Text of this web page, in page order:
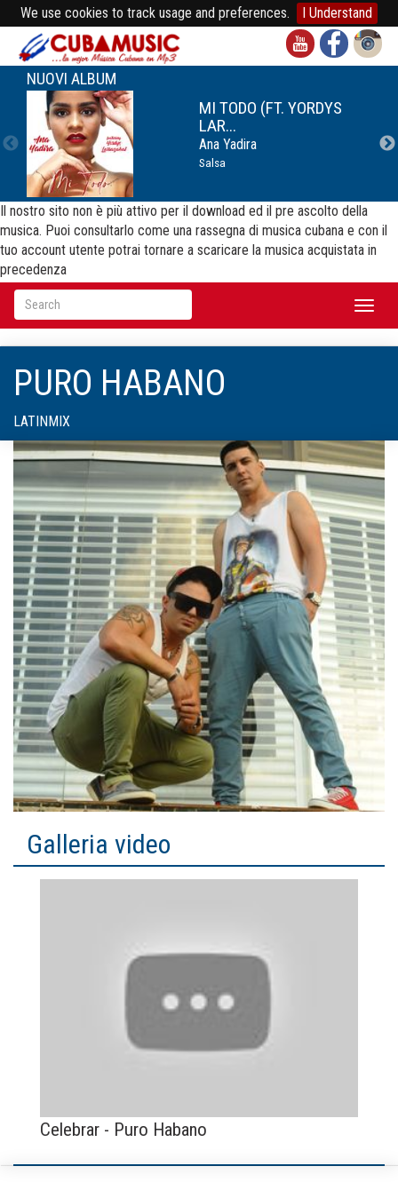
We use cookies to track usage and preferences. I Understand
NUOVI ALBUM
MI TODO (FT. YORDYS
LAR...
Ana Yadira
Salsa
Il nostro sito non è più attivo per il download ed il pre ascolto della
musica. Puoi consultarlo come una rassegna di musica cubana e con il
tuo account utente potrai tornare a scaricare la musica acquistata in
precedenza
PURO HABANO
LATINMIX
Galleria video
Celebrar - Puro Habano